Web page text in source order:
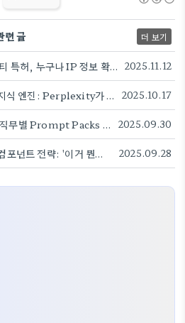
련 글 더 보기
AI 특허 시대 개막: 퍼플렉시티 특허, 누구나 IP 정보 확인 가능 2025.11.12
2025년, 구글을 넘어선 AI 지식 엔진: Perplexity가 당신의 검색을 혁신하는 5가지 방법 2025.10.17
챗GPT 초보도 전문가처럼! 직무별 Prompt Packs 한글판 배포 2025.09.30
개발 시간 반으로 줄이는 UI 컴포넌트 전략: '이거 뭔지' 모르는 답답함 해소 2025.09.28